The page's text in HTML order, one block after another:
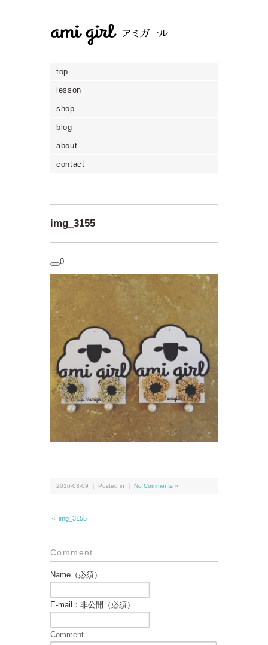
top
lesson
shop
blog
about
contact
img_3155
0
2016-03-09 ｜ Posted in ｜ No Comments »
＜ img_3155
Comment
Name（必須）
E-mail：非公開（必須）
Comment